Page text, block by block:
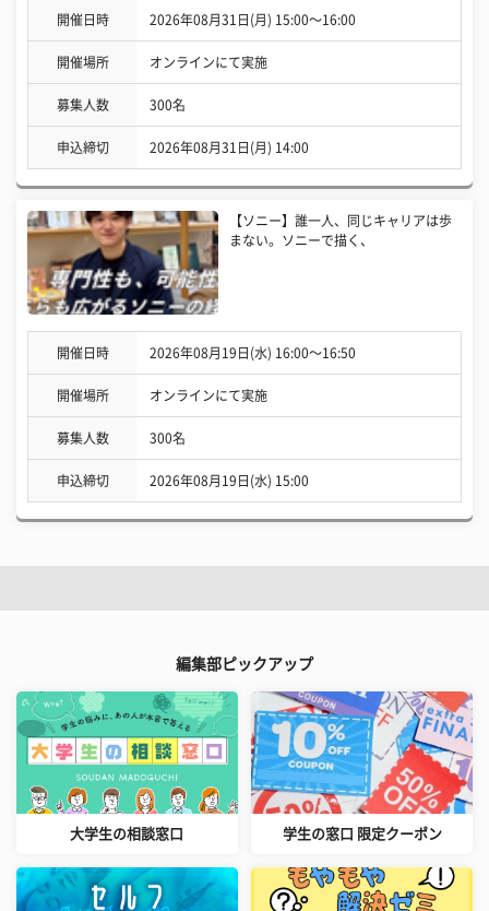
開催日時 2026年08月31日(月) 15:00〜16:00
開催場所 オンラインにて実施
募集人数 300名
申込締切 2026年08月31日(月) 14:00
【ソニー】誰一人、同じキャリアは歩
まない。ソニーで描く、
開催日時 2026年08月19日(水) 16:00〜16:50
開催場所 オンラインにて実施
募集人数 300名
申込締切 2026年08月19日(水) 15:00
編集部ピックアップ
大学生の相談窓口 学生の窓口 限定クーポン